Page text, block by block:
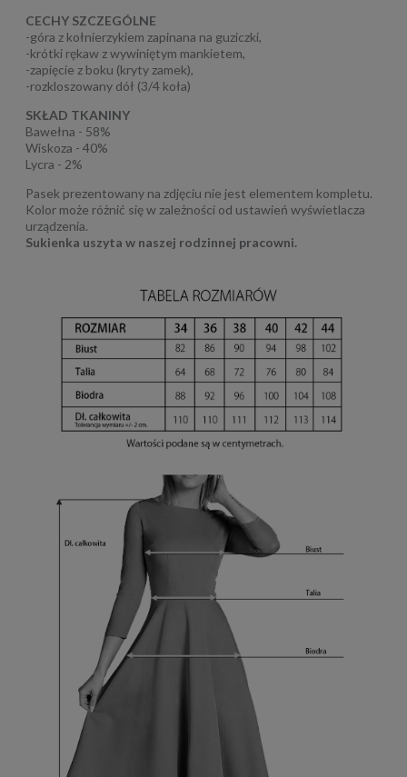
CECHY SZCZEGÓLNE
-góra z kołnierzykiem zapinana na guziczki,
-krótki rękaw z wywiniętym mankietem,
-zapięcie z boku (kryty zamek),
-rozkloszowany dół (3/4 koła)
SKŁAD TKANINY
Bawełna - 58%
Wiskoza - 40%
Lycra - 2%
Pasek prezentowany na zdjęciu nie jest elementem kompletu.
Kolor może różnić się w zależności od ustawień wyświetlacza
urządzenia.
Sukienka uszyta w naszej rodzinnej pracowni.